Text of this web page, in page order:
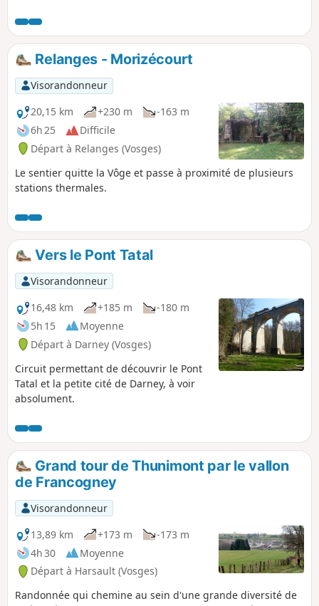
Relanges - Morizécourt
Visorandonneur
20,15 km
+230 m
-163 m
6h 25
Difficile
Départ à Relanges (Vosges)
Le sentier quitte la Vôge et passe à proximité de plusieurs
stations thermales.
Vers le Pont Tatal
Visorandonneur
16,48 km
+185 m
-180 m
5h 15
Moyenne
Départ à Darney (Vosges)
Circuit permettant de découvrir le Pont
Tatal et la petite cité de Darney, à voir
absolument.
Grand tour de Thunimont par le vallon
de Francogney
Visorandonneur
13,89 km
+173 m
-173 m
4h 30
Moyenne
Départ à Harsault (Vosges)
Randonnée qui chemine au sein d'une grande diversité de